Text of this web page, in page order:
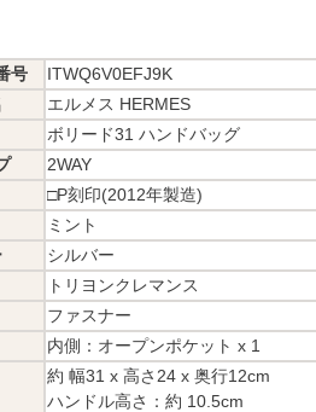
号
ITWQ6V0EFJ9K
エルメス HERMES
ボリード31 ハンドバッグ
2WAY
□P刻印(2012年製造)
ミント
シルバー
トリヨンクレマンス
ファスナー
内側：オープンポケット x 1
約 幅31 x 高さ24 x 奥行12cm
ハンドル高さ：約 10.5cm